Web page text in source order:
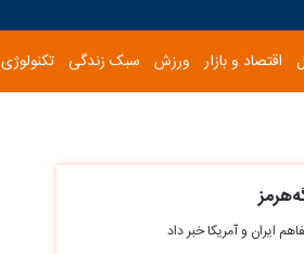
اقتصاد و بازار ورزش سبک زندگی تکنولوژی
ایران و آمریکا خبر داد